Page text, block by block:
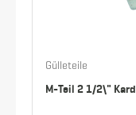
Gülleteile
M-Teil 2 1/2\"